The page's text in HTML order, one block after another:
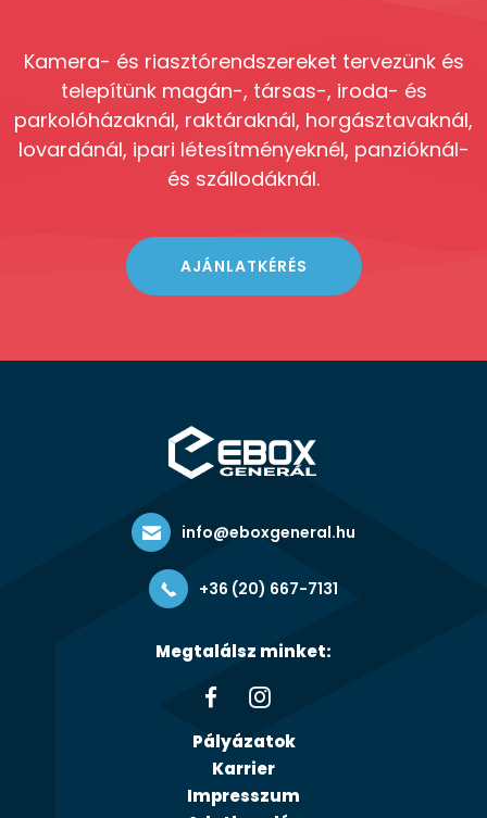
Kamera- és riasztórendszereket tervezünk és
telepítünk magán-, társas-, iroda- és
parkolóházaknál, raktáraknál, horgásztavaknál,
lovardánál, ipari létesítményeknél, panzióknál-
és szállodáknál.
AJÁNLATKÉRÉS
info@eboxgeneral.hu
+36 (20) 667-7131
Megtalálsz minket:
Pályázatok
Karrier
Impresszum